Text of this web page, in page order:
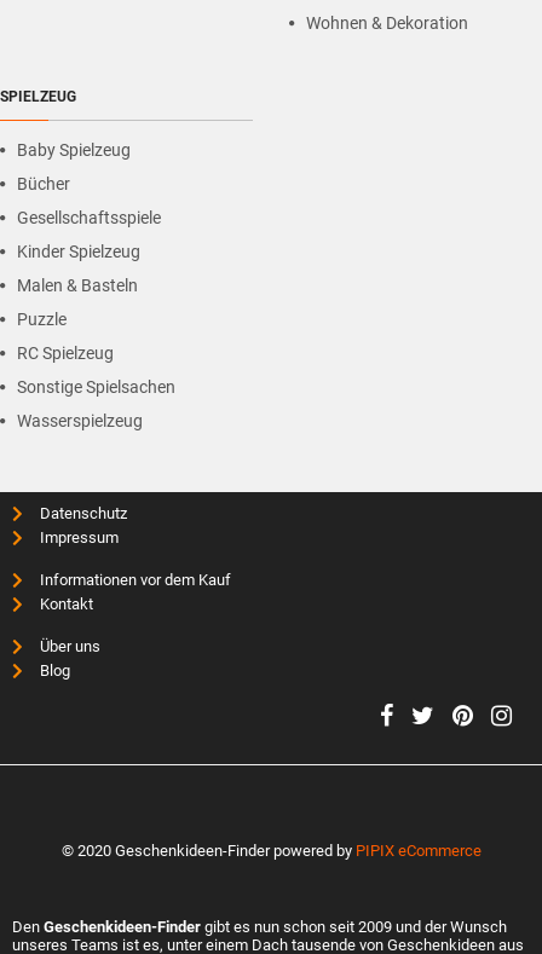
Wohnen & Dekoration
SPIELZEUG
Baby Spielzeug
Bücher
Gesellschaftsspiele
Kinder Spielzeug
Malen & Basteln
Puzzle
RC Spielzeug
Sonstige Spielsachen
Wasserspielzeug
Datenschutz
Impressum
Informationen vor dem Kauf
Kontakt
Über uns
Blog
© 2020 Geschenkideen-Finder powered by PIPIX eCommerce
Den Geschenkideen-Finder gibt es nun schon seit 2009 und der Wunsch
unseres Teams ist es, unter einem Dach tausende von Geschenkideen aus